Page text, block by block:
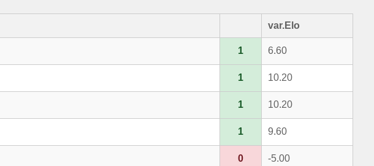
var.Elo
1 6.60
1 10.20
1 10.20
1 9.60
0 -5.00